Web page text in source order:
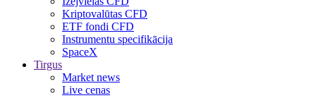
Kriptovalūtas CFD
ETF fondi CFD
Instrumentu specifikācija
SpaceX
Tirgus
Market news
Live cenas